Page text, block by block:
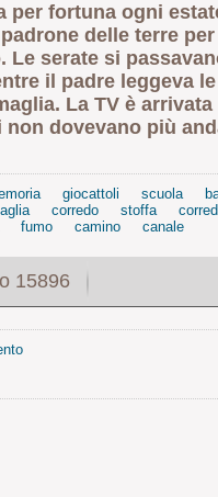
per fortuna ogni
delle terre
Le serate si
il padre leggeva
La TV è
dovevano più
giocattoli scuola
corredo stoffa
fumo camino canale
15896